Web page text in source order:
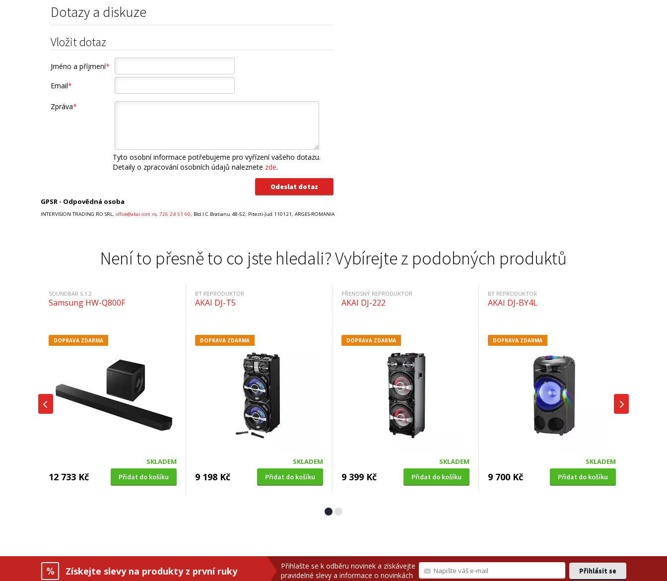
Dotazy a diskuze
Vložit dotaz
Jméno a příjmení*
Email*
Zpráva*
Tyto osobní informace potřebujeme pro vyřízení vašeho dotazu.
Detaily o zpracování osobních údajů naleznete zde.
GPSR - Odpovědná osoba
INTERVISION TRADING RO SRL, office@akai.com.ro, 726 24 51 60, Bld.I.C.Bratianu 48-52, Pitesti-Jud 110121, ARGES-ROMANIA
Není to přesně to co jste hledali? Vybírejte z podobných produktů
SOUNDBAR 5.1.2
Samsung HW-Q800F
DOPRAVA ZDARMA
SKLADEM
12 733 Kč Přidat do košíku
BT REPRODUKTOR
AKAI DJ-T5
DOPRAVA ZDARMA
SKLADEM
9 198 Kč Přidat do košíku
PŘENOSNÝ REPRODUKTOR
AKAI DJ-222
DOPRAVA ZDARMA
SKLADEM
9 399 Kč Přidat do košíku
BT REPRODUKTOR
AKAI DJ-BY4L
DOPRAVA ZDARMA
SKLADEM
9 700 Kč Přidat do košíku
Získejte slevy na produkty z první ruky
Přihlašte se k odběru novinek a získávejte
pravidelné slevy a informace o novinkách